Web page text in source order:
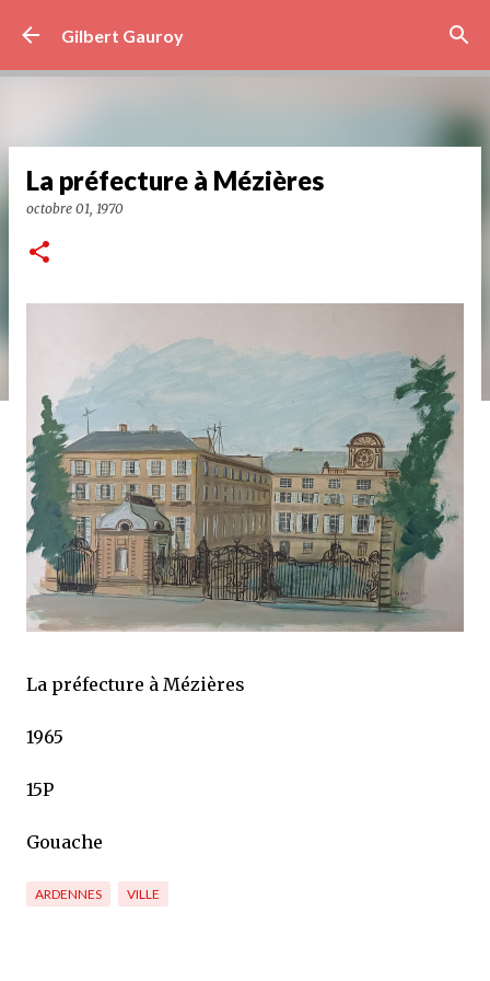
Gilbert Gauroy
La préfecture à Mézières
octobre 01, 1970
La préfecture à Mézières
1965
15P
Gouache
ARDENNES VILLE